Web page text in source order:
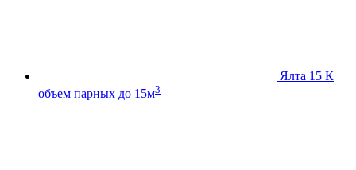
Ялта 15 К
объем парных до 15м3